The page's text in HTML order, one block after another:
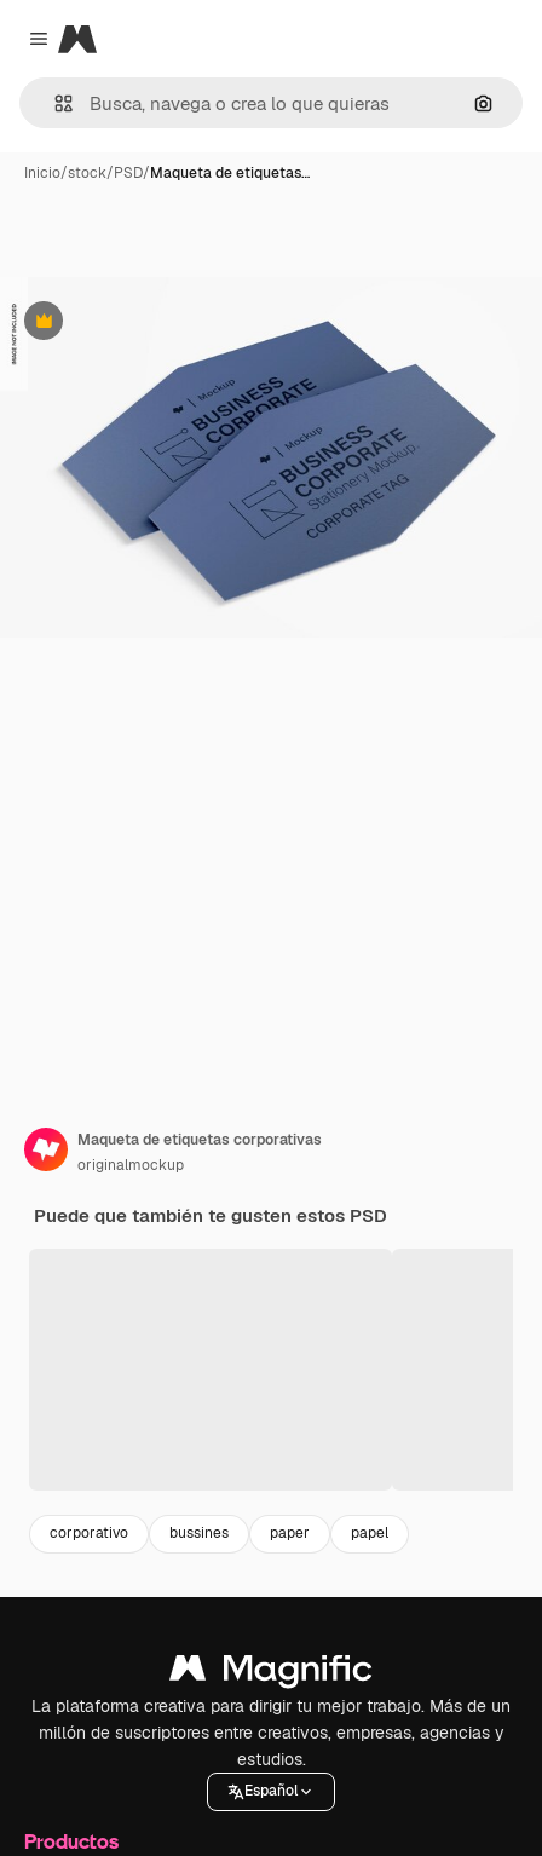
Close menu
Magnific
Inicio/stock/PSD/Maqueta de etiquetas…
Premium
Maqueta de etiquetas corporativas
originalmockup
Puede que también te gusten estos PSD
corporativo bussines paper papel
La plataforma creativa para dirigir tu mejor trabajo. Más de un
millón de suscriptores entre creativos, empresas, agencias y
estudios.
Español
Productos